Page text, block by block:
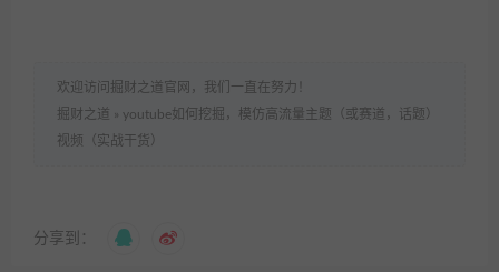
欢迎访问掘财之道官网，我们一直在努力！
掘财之道 » youtube如何挖掘，模仿高流量主题（或赛道，话题）
视频（实战干货）
分享到：